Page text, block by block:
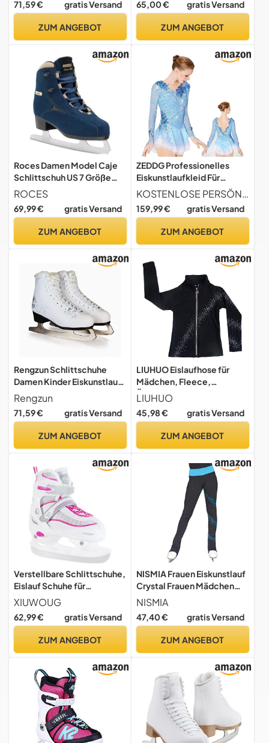
Eislaufschuhe mit
für Einsteigerinnen Größe
71,59 € gratis Versand
ZUM ANGEBOT
65,00 € gratis Versand
ZUM ANGEBOT
Roces Damen Model Caje
Schlittschuh US 7 Größe
Gold, blau/goldfarben
ROCES
69,99 € gratis Versand
ZUM ANGEBOT
ZEDDG Professionelles
Eiskunstlaufkleid Für
Mädchen Und Damen
Gymnastikanzug
Schlittschuh-Rock-
Kostüm,Hochelastisches
Child 12
KOSTENLOSE PERSÖNLICHE BESTELLUNG Um sicherzustellen, dass die Kleidung richtig passt, können Sie nach der Bestellung Ihre Größe, Ihr Gewicht, Ihre Brust, Ihre Taille und Ihre Hüften angeben. Wir können sie an Ihre Größe anpassen und eine perfekte Passform gewährleisten.
159,99 € gratis Versand
ZUM ANGEBOT
Rengzun Schlittschuhe
Damen Kinder Eiskunstlauf
Schlittschuhe Weiß
Warmes Futter
Eislaufschuhe mit
für Einsteigerinnen Größe
Rengzun
71,59 € gratis Versand
ZUM ANGEBOT
LIUHUO Eislaufhose für
Mädchen, Fleece,
Übungsleggings für
Teenager, Eiskunstlauf-
Überstiefel, Jacken
LIUHUO
45,98 € gratis Versand
ZUM ANGEBOT
Verstellbare Schlittschuhe,
Eislauf Schuhe für
Damen,Herren und Kinder
mit Edelstahl
Eislaufschuhe,Schnellschn
Schnalle,Einstellbare 4
M(34-37))
XIUWOUG
62,99 € gratis Versand
ZUM ANGEBOT
NISMIA Frauen Eiskunstlauf
Crystal Frauen Mädchen
Rollkunstlauf Leggings,
Damen Thermal
Schlittschuh-Training Hose
Glitzer-Kristallen (Color : A,
NISMIA
47,40 € gratis Versand
ZUM ANGEBOT